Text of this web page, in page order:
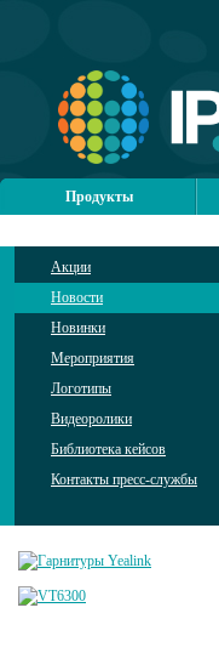
Продукты
Акции
Новости
Новинки
Мероприятия
Логотипы
Видеоролики
Библиотека кейсов
Контакты пресс-службы